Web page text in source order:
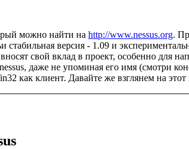
можно найти на http://www.nessus.org.
стабильная версия - 1.09 и
свой вклад в проект, особенно для
даже не упоминая его имя (смотри
как клиент. Давайте же взглянем на